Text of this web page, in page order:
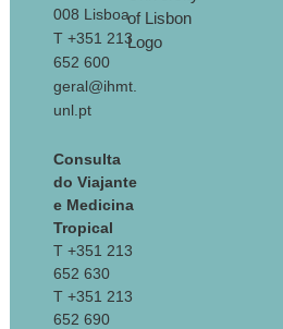
008 Lisboa
T +351 213
652 600
geral@ihmt.
unl.pt
Consulta
do Viajante
e Medicina
Tropical
T +351 213
652 630
T +351 213
652 690